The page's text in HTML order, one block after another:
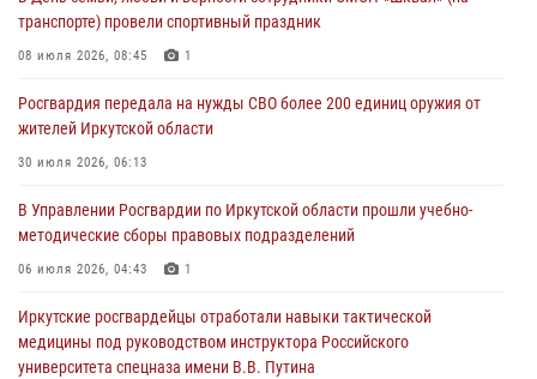
В честь 10-летия Росгвардии сотрудники вневедомственной охраны
из Ангарска познакомили отдыхающих детского лагеря со службой
29 июля 2026, 03:44
Росгвардейцы из Иркутска приняли участие в праздновании Дня
28 июля 2026, 07:15
транспорте) провели спортивный праздник
08 июля 2026, 08:45 1
Росгвардия передала на нужды СВО более 200 единиц оружия от
жителей Иркутской области
30 июля 2026, 06:13
В Управлении Росгвардии по Иркутской области прошли учебно-
методические сборы правовых подразделений
06 июля 2026, 04:43 1
Иркутские росгвардейцы отработали навыки тактической
медицины под руководством инструктора Российского
университета спецназа имени В.В. Путина